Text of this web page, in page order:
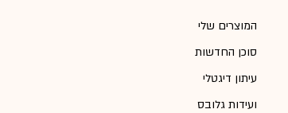
המוצרים שלי
סוכן החדשות
עיתון דיגטלי
ועידות גלובס